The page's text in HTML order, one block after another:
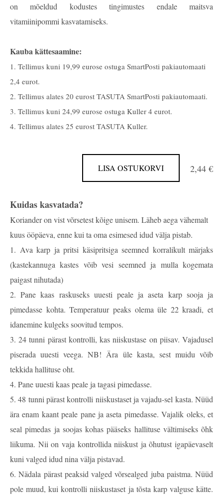
on mõeldud kodustes tingimustes endale maitsva
vitamiinipommi kasvatamiseks.
Kauba kättesaamine:
1. Tellimus kuni 19,99 eurose ostuga SmartPosti pakiautomaati
2,4 eurot.
2. Tellimus alates 20 eurost TASUTA SmartPosti pakiautomaati.
3. Tellimus kuni 24,99 eurose ostuga Kuller 4 eurot.
4. Tellimus alates 25 eurost TASUTA Kuller.
LISA OSTUKORVI 2,44 €
Kuidas kasvatada?
Koriander on vist võrsetest kõige unisem. Läheb aega vähemalt
kuus ööpäeva, enne kui ta oma esimesed idud välja pistab.
1. Ava karp ja pritsi käsipritsiga seemned korralikult märjaks
(kastekannuga kastes võib vesi seemned ja mulla kogemata
paigast nihutada)
2. Pane kaas raskuseks uuesti peale ja aseta karp sooja ja
pimedasse kohta. Temperatuur peaks olema üle 22 kraadi, et
idanemine kulgeks soovitud tempos.
3. 24 tunni pärast kontrolli, kas niiskustase on piisav. Vajadusel
piserada uuesti veega. NB! Ära üle kasta, sest muidu võib
tekkida hallituse oht.
4. Pane uuesti kaas peale ja tagasi pimedasse.
5. 48 tunni pärast kontrolli niiskustaset ja vajadu-sel kasta. Nüüd
ära enam kaant peale pane ja aseta pimedasse. Vajalik oleks, et
seal pimedas ja soojas kohas pääseks hallituse vältimiseks õhk
liikuma. Nii on vaja kontrollida niiskust ja õhutust igapäevaselt
kuni valged idud nina välja pistavad.
6. Nädala pärast peaksid valged võrsealged juba paistma. Nüüd
pole muud, kui kontrolli niiskustaset ja tõsta karp valguse kätte.